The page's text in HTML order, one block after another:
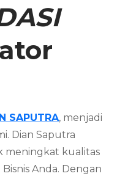
SAPUTRA, menjadi
Dian Saputra
meningkat kualitas
Anda. Dengan